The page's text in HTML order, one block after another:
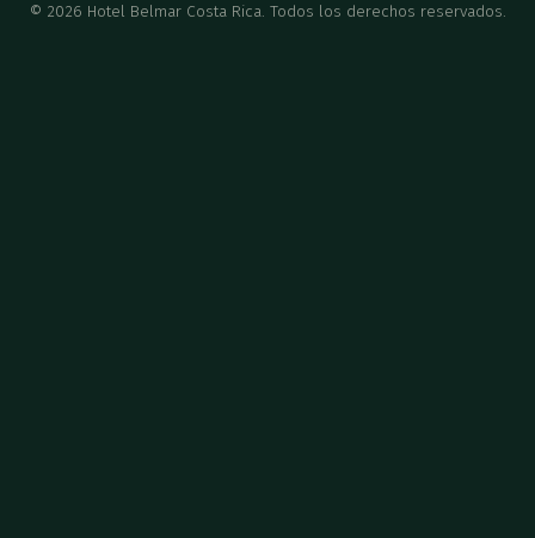
© 2026 Hotel Belmar Costa Rica. Todos los derechos reservados.